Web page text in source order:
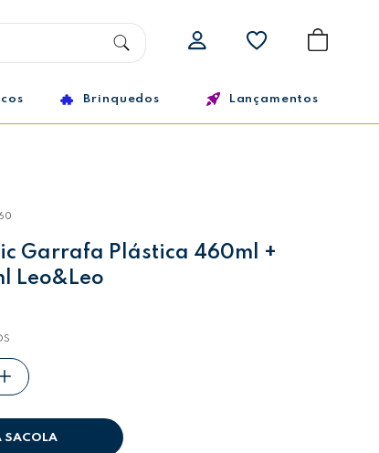
Brinquedos Lançamentos
Garrafa Plástica 460ml +
Leo&Leo
SACOLA